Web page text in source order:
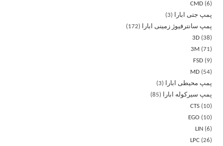
CMD 6
پمپ جتی ابارا
3
پمپ سانترفیوژ زمینی ابارا
172
3D 38
3M
71
FSD
9
MD
54
پمپ محیطی ابارا
3
پمپ سیرکوله ابارا
85
CTS
10
EGO
10
LIN
6
LPC 26